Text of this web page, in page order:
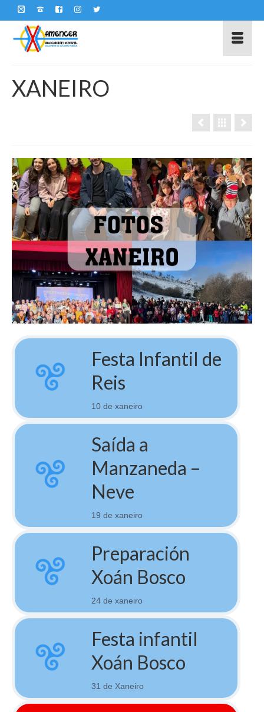
XANEIRO
Festa Infantil de
Reis
10 de xaneiro
Saída a
Manzaneda –
Neve
19 de xaneiro
Preparación
Xoán Bosco
24 de xaneiro
Festa infantil
Xoán Bosco
31 de Xaneiro